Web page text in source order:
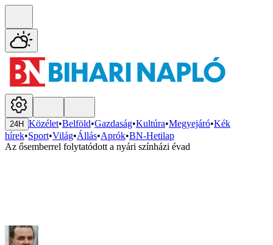
24H Közélet•Belföld•Gazdaság•Kultúra•Megyejáró•Kék
hírek•Sport•Világ•Állás•Aprók•BN-Hetilap
Az ősemberrel folytatódott a nyári színházi évad